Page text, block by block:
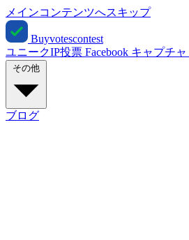
メインコンテンツへスキップ
Buyvotescontest
ユニークIP投票 Facebook キャプチャ
ブログ